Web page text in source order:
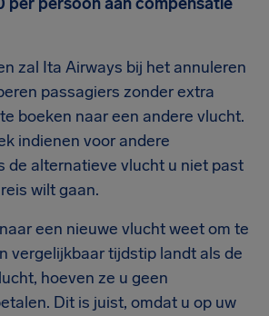
zal Ita Airways bij het annuleren
passagiers zonder extra
boeken naar een andere vlucht.
indienen voor andere
de alternatieve vlucht u niet past
wilt gaan.
een nieuwe vlucht weet om te
vergelijkbaar tijdstip landt als de
hoeven ze u geen
Dit is juist, omdat u op uw